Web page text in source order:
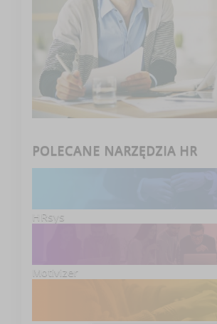
POLECANE NARZĘDZIA HR
HRsys
Motivizer